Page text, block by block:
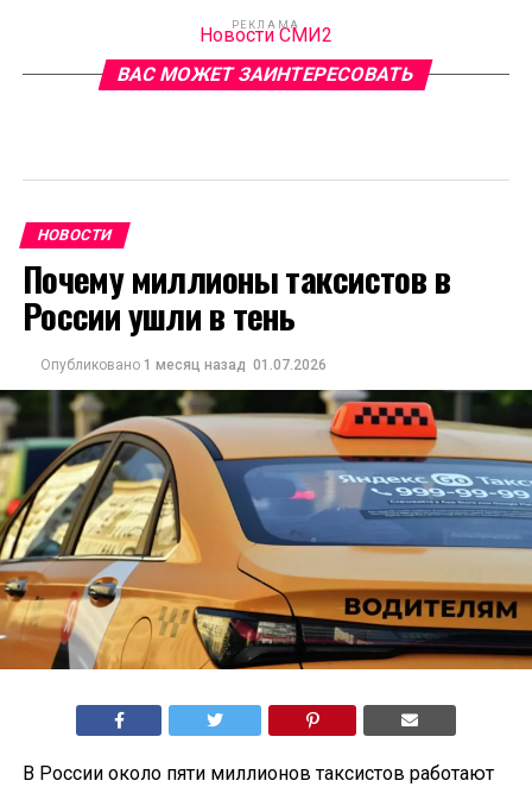
РЕКЛАМА
Новости СМИ2
ВАС МОЖЕТ ЗАИНТЕРЕСОВАТЬ
НОВОСТИ
Почему миллионы таксистов в
России ушли в тень
Опубликовано 1 месяц назад 01.07.2026
В России около пяти миллионов таксистов работают